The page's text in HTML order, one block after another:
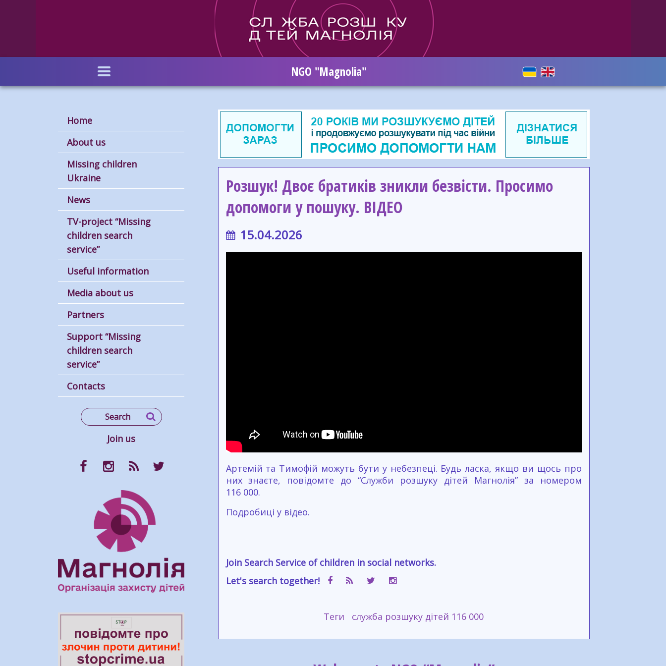
NGO "Magnolia"
Home
About us
Missing children
Ukraine
News
TV-project “Missing
children search
service”
Useful information
Media about us
Partners
Support “Missing
children search
service”
Contacts
Join us
Розшук! Двоє братиків зникли безвісти. Просимо
допомоги у пошуку. ВІДЕО
15.04.2026
Артемій та Тимофій можуть бути у небезпеці. Будь ласка, якщо ви щось про
них знаєте, повідомте до “Служби розшуку дітей Магнолія” за номером
116 000.
Подробиці у відео.
Join Search Service of children in social networks.
Let's search together!
Теги служба розшуку дітей 116 000